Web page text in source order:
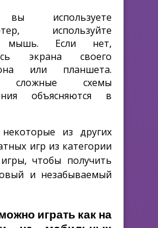
используете
используйте
мышь. Если нет,
экрана своего
или планшета.
сложные схемы
объясняются в
из других
игр из категории
чтобы получить
и незабываемый
играть как на